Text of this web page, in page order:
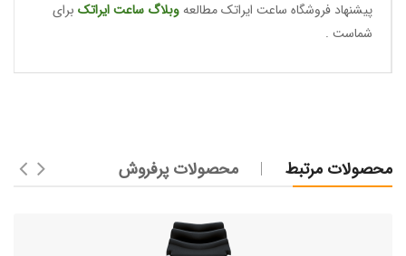
پیشنهاد فروشگاه ساعت ایراتک مطالعهوبلاگ ساعتایراتک برای
شماست .
محصولات مرتبط محصولات پرفروش